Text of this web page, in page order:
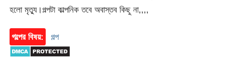
হলো মৃত্যু।গল্পটা কাল্পনিক তবে অবাস্তব কিছু না,,,,
গল্পের বিষয়: গল্প